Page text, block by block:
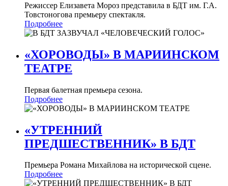
Режиссер Елизавета Мороз представила в БДТ им. Г.А.
Товстоногова премьеру спектакля.
Подробнее
«ХОРОВОДЫ» В МАРИИНСКОМ
ТЕАТРЕ
Первая балетная премьера сезона.
Подробнее
«УТРЕННИЙ
ПРЕДШЕСТВЕННИК» В БДТ
Премьера Романа Михайлова на исторической сцене.
Подробнее